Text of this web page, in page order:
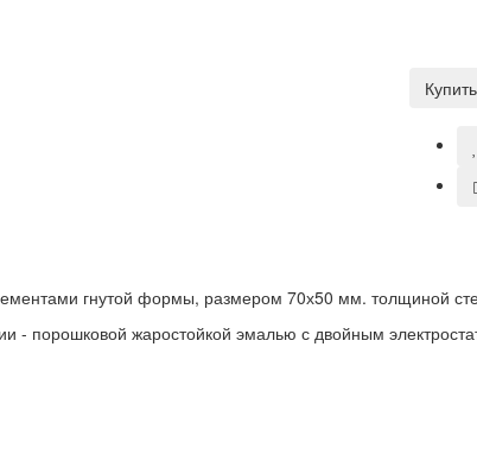
Купить
гнутой формы, размером 70х50 мм. толщиной
- порошковой жаростойкой эмалью с двойным